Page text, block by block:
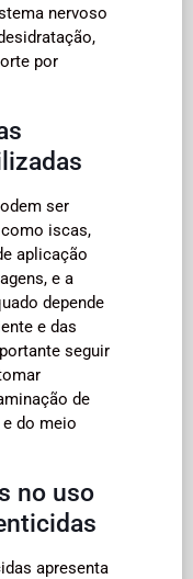
nervoso
por
ser
iscas,
aplicação
e a
depende
e das
seguir
de
do meio
no uso
apresenta